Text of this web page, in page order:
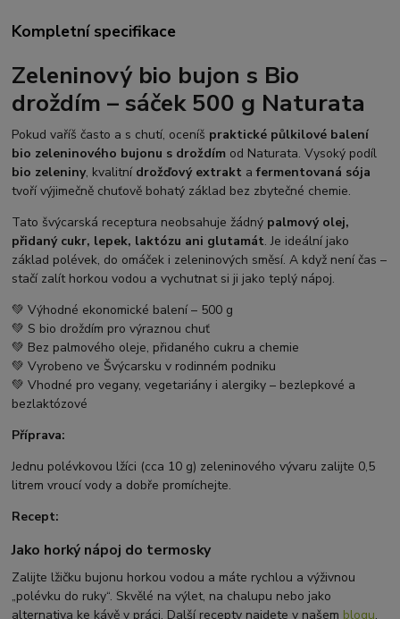
Kompletní specifikace
Zeleninový bio bujon s Bio
droždím – sáček 500 g Naturata
Pokud vaříš často a s chutí, oceníš praktické půlkilové balení
bio zeleninového bujonu s droždím od Naturata. Vysoký podíl
bio zeleniny, kvalitní drožďový extrakt afermentovaná sója
tvoří výjimečně chuťově bohatý základ bez zbytečné chemie.
Tato švýcarská receptura neobsahuje žádný palmový olej,
přidaný cukr, lepek, laktózu ani glutamát. Je ideální jako
základ polévek, do omáček i zeleninových směsí. A když není čas –
stačí zalít horkou vodou a vychutnat si ji jako teplý nápoj.
💚 Výhodné ekonomické balení – 500 g
💚 S bio droždím pro výraznou chuť
💚 Bez palmového oleje, přidaného cukru a chemie
💚 Vyrobeno ve Švýcarsku v rodinném podniku
💚 Vhodné pro vegany, vegetariány i alergiky – bezlepkové a
bezlaktózové
Příprava:
Jednu polévkovou lžíci (cca 10 g) zeleninového vývaru zalijte 0,5
litrem vroucí vody a dobře promíchejte.
Recept:
Jako horký nápoj do termosky
Zalijte lžičku bujonu horkou vodou a máte rychlou a výživnou
„polévku do ruky“. Skvělé na výlet, na chalupu nebo jako
alternativa ke kávě v práci. Další recepty najdete v našem blogu.